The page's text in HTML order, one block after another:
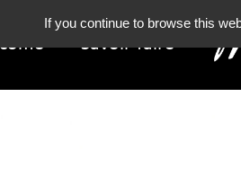
Savoir-faire
If you continue to browse this